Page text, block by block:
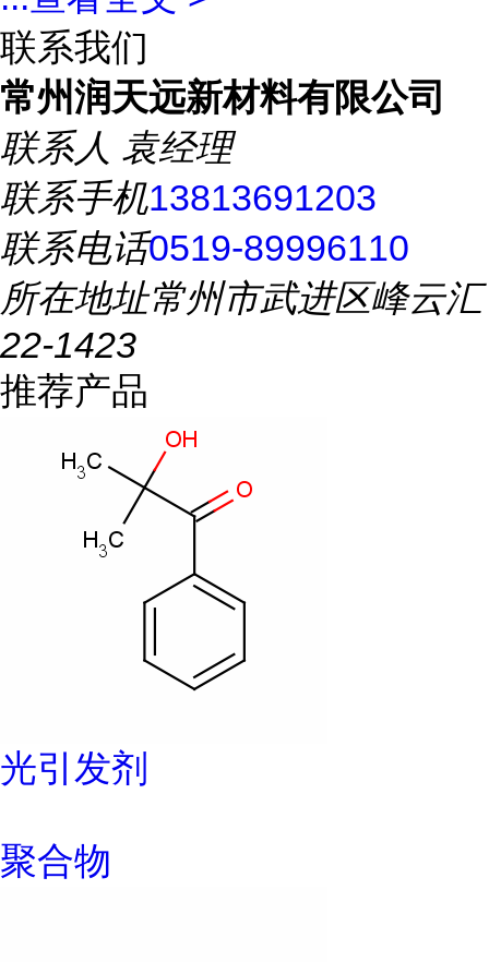
联系我们
常州润天远新材料有限公司
联系人 袁经理
联系手机13813691203
联系电话0519-89996110
所在地址常州市武进区峰云汇
22-1423
推荐产品
光引发剂
聚合物